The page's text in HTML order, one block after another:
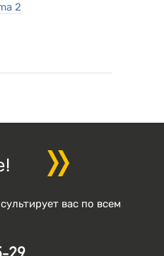
2
вас по всем